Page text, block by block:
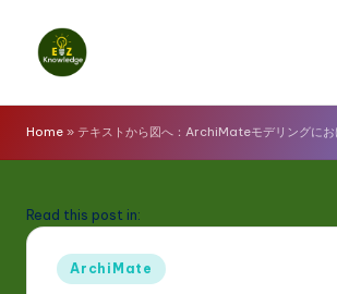
z
K
o
w
Home » テキストから図へ：ArchiMateモデリングにお
Read this post in:
Posted
in
ArchiMate